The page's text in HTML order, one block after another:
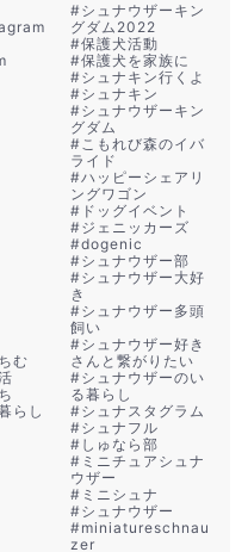
む
らし
#シュナウザーキン
グダム2022
#保護犬活動
#保護犬を家族に
#シュナキン行くよ
#シュナキン
#シュナウザーキン
グダム
#こもれび森のイバ
ライド
#ハッピーシェアリ
ングワゴン
# ドッグイベント
#ジェニッカーズ
#dogenic
#シュナウザー部
#シュナウザー大好
き
#シュナウザー多頭
飼い
#シュナウザー好き
さんと繋がりたい
#シュナウザーのい
る暮らし
#シュナスタグラム
#シュナフル
# しゅなら部
# ミニチュアシュナ
ウザー
# ミニシュナ
#シュナウザー
#miniatureschnau
zer